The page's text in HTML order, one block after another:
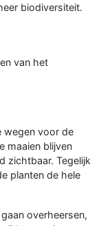
biodiversiteit.
van het
wegen voor de
maaien blijven
zichtbaar. Tegelijk
planten de hele
overheersen,